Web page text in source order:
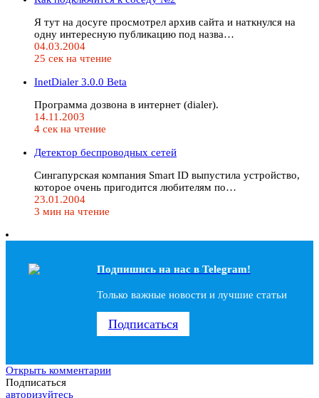
Я тут на досуге просмотрел архив сайта и наткнулся на
одну интересную публикацию под назва…
04.03.2004
25 сек на чтение
InetDialer 3.0.0 Beta
Программа дозвона в интернет (dialer).
14.11.2003
4 сек на чтение
Детектор беспроводных сетей
Сингапурская компания Smart ID выпустила устройство,
которое очень пригодится любителям по…
23.01.2004
3 мин на чтение
Подпишись на наc в Telegram!
Только важные новости и лучшие статьи
Подписаться
Открыть комментарии
Подписаться
авторизуйтесь